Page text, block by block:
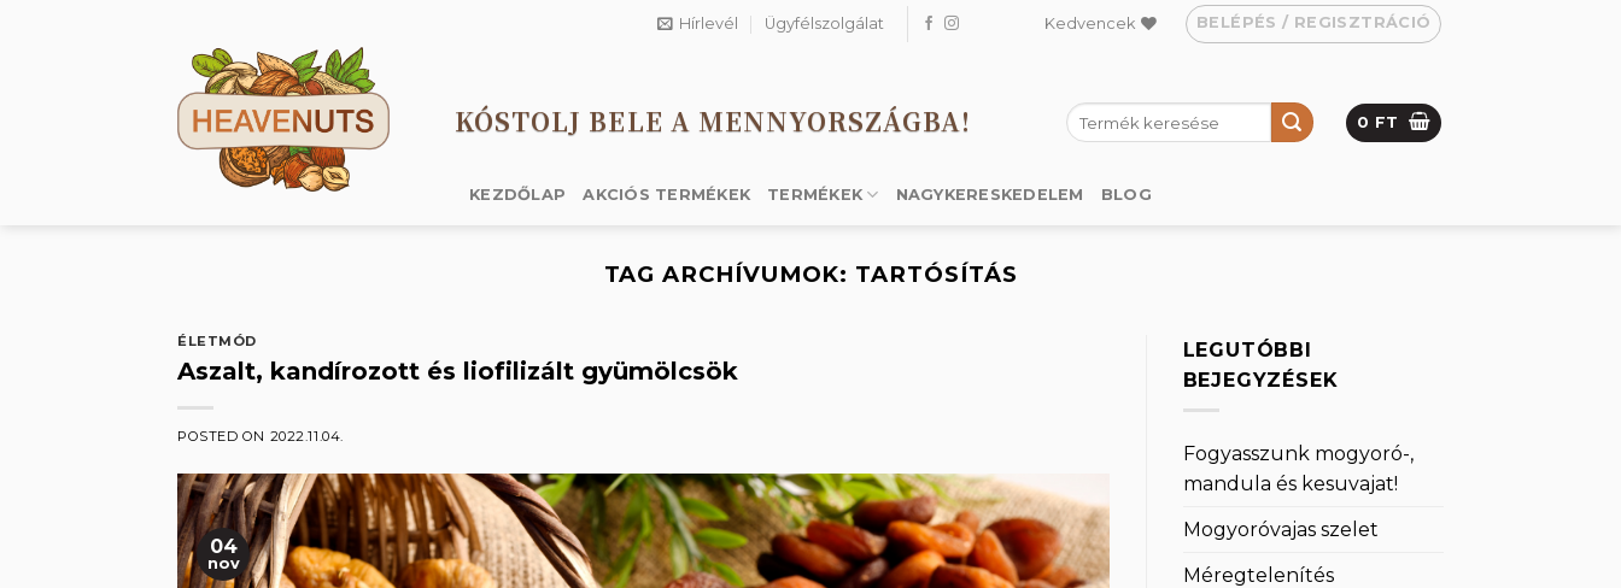
Hírlevél Ügyfélszolgálat Kedvencek BELÉPÉS / REGISZTRÁCIÓ
KÓSTOLJ BELE A MENNYORSZÁGBA!
Keresés
a
0 FT
KEZDŐLAP AKCIÓS TERMÉKEK TERMÉKEK NAGYKERESKEDELEM BLOG
TAG ARCHÍVUMOK: TARTÓSÍTÁS
ÉLETMÓD
Aszalt, kandírozott és liofilizált gyümölcsök
POSTED ON 2022.11.04.
04
nov
LEGUTÓBBI
BEJEGYZÉSEK
Fogyasszunk mogyoró-,
mandula és kesuvajat!
Mogyoróvajas szelet
Méregtelenítés